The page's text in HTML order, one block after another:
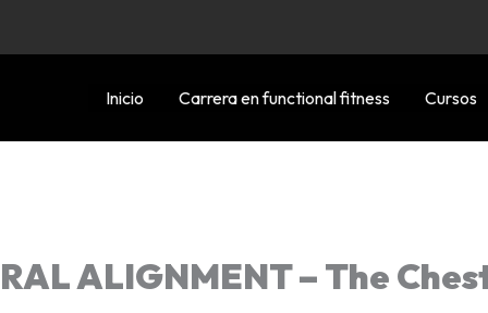
Inicio
Carrera en functional fitness Cursos
ALIGNMENT – The